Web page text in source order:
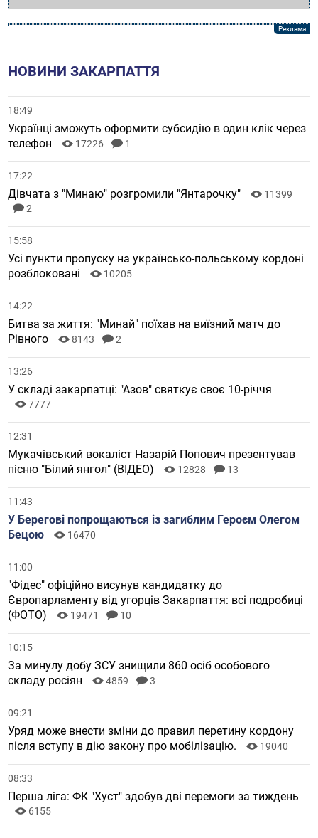
НОВИНИ ЗАКАРПАТТЯ
18:49
Українці зможуть оформити субсидію в один клік через
телефон
17226 1
17:22
Дівчата з "Минаю" розгромили "Янтарочку"
11399
2
15:58
Усі пункти пропуску на українсько-польському кордоні
розблоковані
10205
14:22
Битва за життя: "Минай" поїхав на виїзний матч до
Рівного
8143 2
13:26
У складі закарпатці: "Азов" святкує своє 10-річчя
7777
12:31
Мукачівський вокаліст Назарій Попович презентував
пісню "Білий янгол" (ВІДЕО)
12828 13
11:43
У Берегові попрощаються із загиблим Героєм Олегом
Бецою
16470
11:00
"Фідес" офіційно висунув кандидатку до
Європарламенту від угорців Закарпаття: всі подробиці
(ФОТО)
19471 10
10:15
За минулу добу ЗСУ знищили 860 осіб особового
складу росіян
4859 3
09:21
Уряд може внести зміни до правил перетину кордону
після вступу в дію закону про мобілізацію.
19040
08:33
Перша ліга: ФК "Хуст" здобув дві перемоги за тиждень
6155